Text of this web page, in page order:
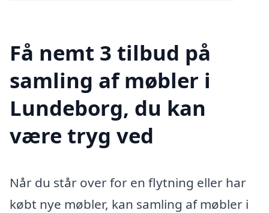
Få nemt 3 tilbud på
samling af møbler i
Lundeborg, du kan
være tryg ved
Når du står over for en flytning eller har
købt nye møbler, kan samling af møbler i